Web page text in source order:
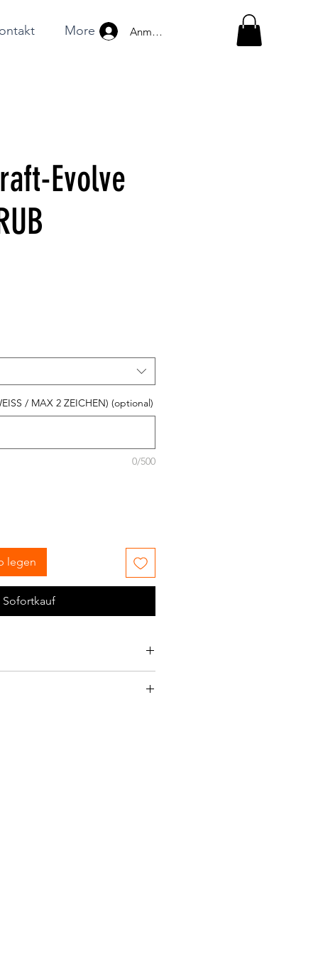
More Anmelden
Evolve
/ MAX 2 ZEICHEN) (optional)
0/500
legen
Sofortkauf